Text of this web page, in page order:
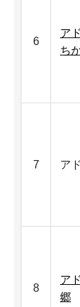
6
ア
ち
7 ア
8
ア
郷